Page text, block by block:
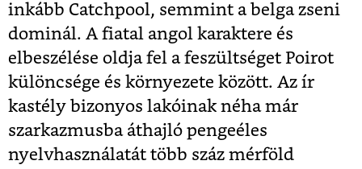
inkább Catchpool, semmint a belga zseni
dominál. A fiatal angol karaktere és
elbeszélése oldja fel a feszültséget Poirot
különcsége és környezete között. Az ír
kastély bizonyos lakóinak néha már
szarkazmusba áthajló pengeéles
nyelvhasználatát több száz mérföld